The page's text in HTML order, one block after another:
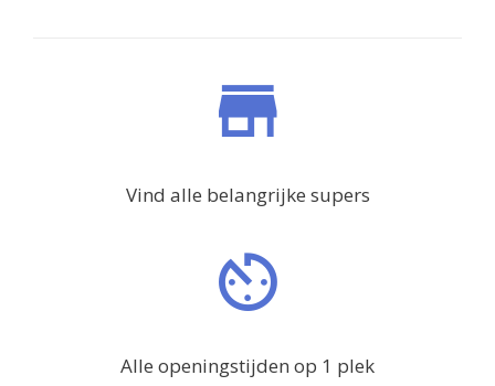
Vind alle belangrijke supers
Alle openingstijden op 1 plek